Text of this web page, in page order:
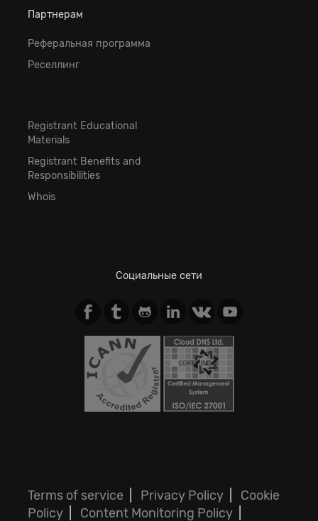
Партнерам
Реферальная программа
Реселлинг
Registrant Educational
Materials
Registrant Benefits and
Responsibilities
Whois
Социальные сети
Terms of service Privacy Policy
Cookie
Policy
Content Monitoring Policy